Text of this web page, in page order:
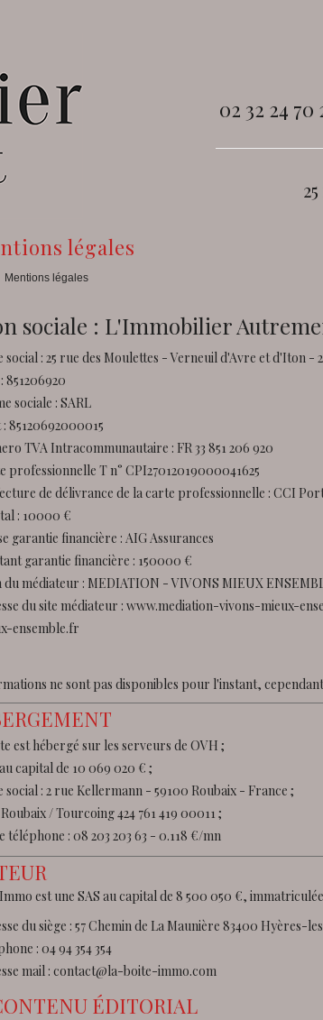
02 32 24 70
légales
Mentions légales
sociale : L'Immobilier
social : 25 rue des Moulettes - Verneuil d'Avre et d'Iton -
851206920
sociale : SARL
85120692000015
TVA Intracommunautaire : FR 33 851 206 920
professionnelle T n° CPI27012019000041625
de délivrance de la carte professionnelle : CCI
: 10000 €
garantie financière : AIG Assurances
garantie financière : 150000 €
du médiateur : MEDIATION - VIVONS MIEUX
du site médiateur : www.mediation-vivons-mieux-
ensemble.fr
ne sont pas disponibles pour l'instant,
est hébergé sur les serveurs de OVH ;
capital de 10 069 020 € ;
social : 2 rue Kellermann - 59100 Roubaix - France ;
/ Tourcoing 424 761 419 00011 ;
téléphone : 08 203 203 63 - 0.118 €/mn
est une SAS au capital de 8 500 050 €,
du siège : 57 Chemin de La Maunière 83400 Hyères-
: 04 94 354 354
mail : contact@la-boite-immo.com
ÉDITORIAL